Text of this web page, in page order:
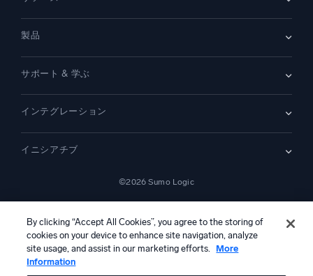
リーダーシップ
ニュースルーム
お問い合わせ
顧客事例
デモ
製品
SIEM
セキュリティ用ログ
監視とトラブルシューティング
比較
サポート & 学ぶ
コミュニティ
サポート
プラットフォームステータス
インテグレーション
Amazon S3 監査
PCI コンプライアンス
すべて表示
イニシアチブ
デジタル顧客体験
ツール統合
©2026 Sumo Logic
—
カリフォルニア州プライバシー通知 AI への指示日本語
本コンテンツは生成AIシステムによって翻訳されている可能性があ
By clicking “Accept All Cookies”, you agree to the storing of
cookies on your device to enhance site navigation, analyze
site usage, and assist in our marketing efforts.
More
Information